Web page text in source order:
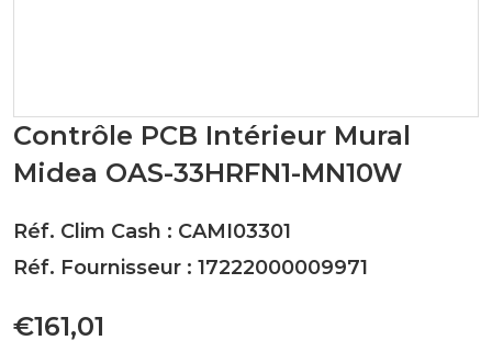
Contrôle PCB Intérieur Mural
Midea OAS-33HRFN1-MN10W
Réf. Clim Cash : CAMI03301
Réf. Fournisseur : 17222000009971
€161,01